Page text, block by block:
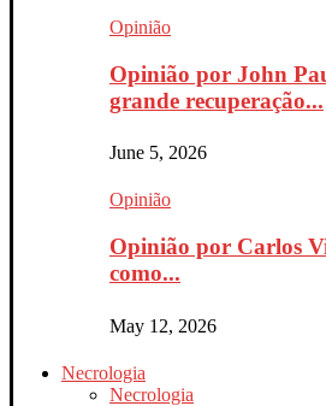
Opinião
Opinião por John
grande recuperação...
June 5, 2026
Opinião
Opinião por Carlos
como...
May 12, 2026
Necrologia
Necrologia